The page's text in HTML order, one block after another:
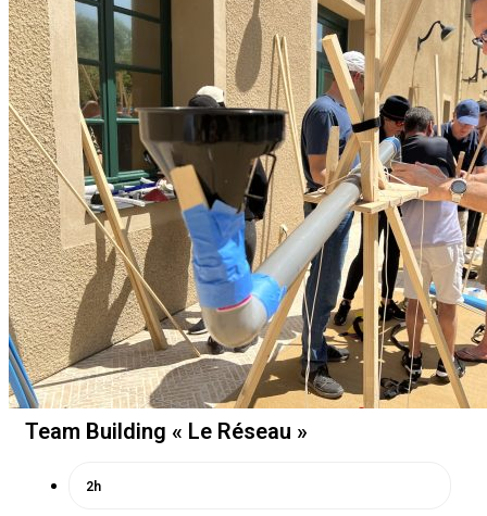
Team Building « Le Réseau »
2h